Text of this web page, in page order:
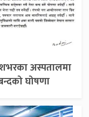
अस्पतालमा
घोषणा